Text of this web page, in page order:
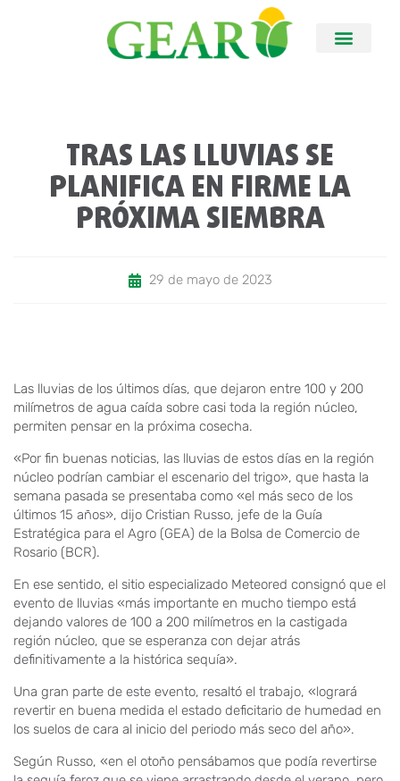
TRAS LAS LLUVIAS SE
PLANIFICA EN FIRME LA
PRÓXIMA SIEMBRA
29 de mayo de 2023
Las lluvias de los últimos días, que dejaron entre 100 y 200
milímetros de agua caída sobre casi toda la región núcleo,
permiten pensar en la próxima cosecha.
«Por fin buenas noticias, las lluvias de estos días en la región
núcleo podrían cambiar el escenario del trigo», que hasta la
semana pasada se presentaba como «el más seco de los
últimos 15 años», dijo Cristian Russo, jefe de la Guía
Estratégica para el Agro (GEA) de la Bolsa de Comercio de
Rosario (BCR).
En ese sentido, el sitio especializado Meteored consignó que el
evento de lluvias «más importante en mucho tiempo está
dejando valores de 100 a 200 milímetros en la castigada
región núcleo, que se esperanza con dejar atrás
definitivamente a la histórica sequía».
Una gran parte de este evento, resaltó el trabajo, «logrará
revertir en buena medida el estado deficitario de humedad en
los suelos de cara al inicio del periodo más seco del año».
Según Russo, «en el otoño pensábamos que podía revertirse